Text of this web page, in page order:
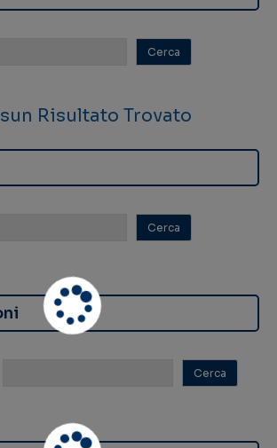
Risultato Trovato